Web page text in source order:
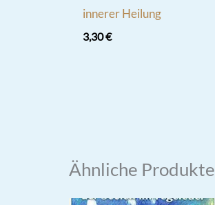
innerer Heilung
3,30€
Ähnliche Produkte